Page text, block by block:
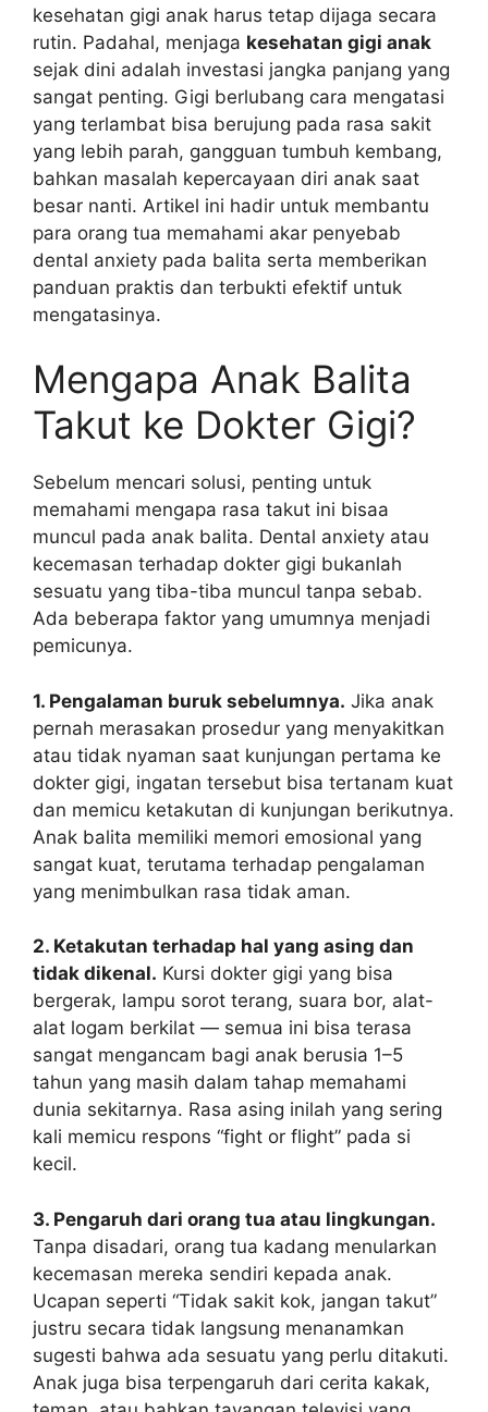
kesehatan gigi anak harus tetap dijaga secara
rutin. Padahal, menjaga kesehatan gigi anak
sejak dini adalah investasi jangka panjang yang
sangat penting. Gigi berlubang cara mengatasi
yang terlambat bisa berujung pada rasa sakit
yang lebih parah, gangguan tumbuh kembang,
bahkan masalah kepercayaan diri anak saat
besar nanti. Artikel ini hadir untuk membantu
para orang tua memahami akar penyebab
dental anxiety pada balita serta memberikan
panduan praktis dan terbukti efektif untuk
mengatasinya.
Mengapa Anak Balita
Takut ke Dokter Gigi?
Sebelum mencari solusi, penting untuk
memahami mengapa rasa takut ini bisaa
muncul pada anak balita. Dental anxiety atau
kecemasan terhadap dokter gigi bukanlah
sesuatu yang tiba-tiba muncul tanpa sebab.
Ada beberapa faktor yang umumnya menjadi
pemicunya.
1. Pengalaman buruk sebelumnya. Jika anak
pernah merasakan prosedur yang menyakitkan
atau tidak nyaman saat kunjungan pertama ke
dokter gigi, ingatan tersebut bisa tertanam kuat
dan memicu ketakutan di kunjungan berikutnya.
Anak balita memiliki memori emosional yang
sangat kuat, terutama terhadap pengalaman
yang menimbulkan rasa tidak aman.
2. Ketakutan terhadap hal yang asing dan
tidak dikenal. Kursi dokter gigi yang bisa
bergerak, lampu sorot terang, suara bor, alat-
alat logam berkilat — semua ini bisa terasa
sangat mengancam bagi anak berusia 1–5
tahun yang masih dalam tahap memahami
dunia sekitarnya. Rasa asing inilah yang sering
kali memicu respons “fight or flight” pada si
kecil.
3. Pengaruh dari orang tua atau lingkungan.
Tanpa disadari, orang tua kadang menularkan
kecemasan mereka sendiri kepada anak.
Ucapan seperti “Tidak sakit kok, jangan takut”
justru secara tidak langsung menanamkan
sugesti bahwa ada sesuatu yang perlu ditakuti.
Anak juga bisa terpengaruh dari cerita kakak,